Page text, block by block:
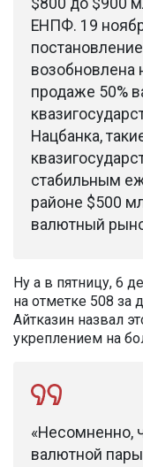
$800 до $900
ЕНПФ. 19
возобновлена
продаже 50%
Нацбанка,
стабильным
районе $500
валютный
Ну а в пятницу, 6
на отметке 508 за
Айтказин назвал
укреплением на
«Несомненно,
валютной